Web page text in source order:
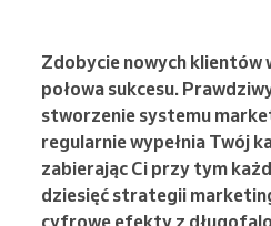
Zdobycie nowych klientów
połowa sukcesu.
stworzenie systemu
regularnie wypełnia Twój
zabierając Ci przy tym
dziesięć strategii